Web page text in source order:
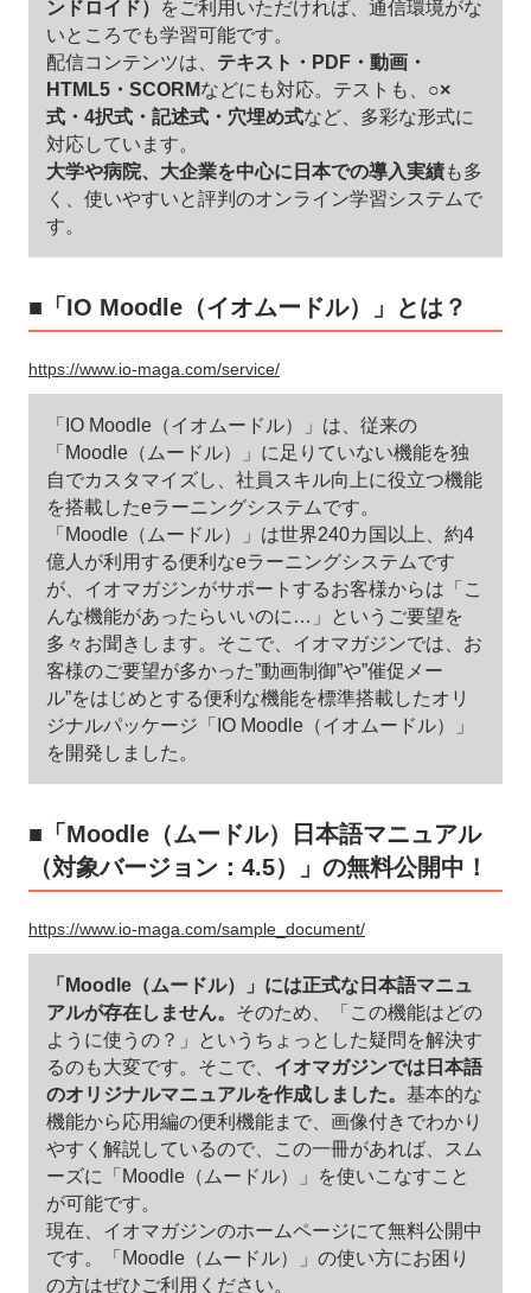
ンドロイド）
をご利用いただければ、通信環境がな
いところでも学習可能です。
配信コンテンツは、 テキスト・PDF・動画・
HTML5・SCORMなどにも対応。テストも、 ○×
式・4択式・記述式・穴埋め式など、多彩な形式に
対応しています。
大学や病院、大企業を中心に日本での導入実績も多
く、使いやすいと評判のオンライン学習システムで
す。
■「IO Moodle（イオムードル）」とは？
https://www.io-maga.com/service/
「IO Moodle（イオムードル）」は、従来の
「Moodle（ムードル）」に足りていない機能を独
自でカスタマイズし、社員スキル向上に役立つ機能
を搭載したeラーニングシステムです。
「Moodle（ムードル）」は世界240カ国以上、約4
億人が利用する便利なeラーニングシステムです
が、イオマガジンがサポートするお客様からは「こ
んな機能があったらいいのに…」というご要望を
多々お聞きします。そこで、イオマガジンでは、お
客様のご要望が多かった”動画制御”や”催促メー
ル”をはじめとする便利な機能を標準搭載したオリ
ジナルパッケージ「IO Moodle（イオムードル）」
を開発しました。
■「Moodle（ムードル）日本語マニュアル
（対象バージョン：4.5）」の無料公開中！
https://www.io-maga.com/sample_document/
「Moodle（ムードル）」には正式な日本語マニュ
アルが存在しません。 そのため、「この機能はどの
ように使うの？」というちょっとした疑問を解決す
るのも大変です。そこで、 イオマガジンでは日本語
のオリジナルマニュアルを作成しました。 基本的な
機能から応用編の便利機能まで、画像付きでわかり
やすく解説しているので、この一冊があれば、スム
ーズに「Moodle（ムードル）」を使いこなすこと
が可能です。
現在、イオマガジンのホームページにて無料公開中
です。「Moodle（ムードル）」の使い方にお困り
の方はぜひご利用ください。